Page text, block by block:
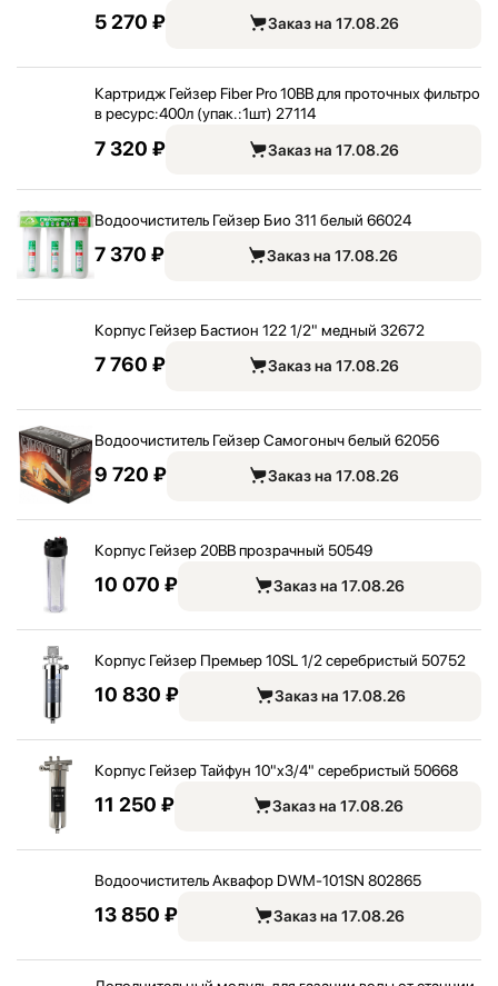
5 270 ₽ Заказ на 17.08.26
Картридж Гейзер Fiber Pro 10BB для проточных фильтро
в ресурс:400л (упак.:1шт) 27114
7 320 ₽ Заказ на 17.08.26
Водоочиститель Гейзер Био 311 белый 66024
7 370 ₽ Заказ на 17.08.26
Корпус Гейзер Бастион 122 1/2" медный 32672
7 760 ₽ Заказ на 17.08.26
Водоочиститель Гейзер Самогоныч белый 62056
9 720 ₽ Заказ на 17.08.26
Корпус Гейзер 20BB прозрачный 50549
10 070 ₽ Заказ на 17.08.26
Корпус Гейзер Премьер 10SL 1/2 серебристый 50752
10 830 ₽ Заказ на 17.08.26
Корпус Гейзер Тайфун 10"x3/4" серебристый 50668
11 250 ₽ Заказ на 17.08.26
Водоочиститель Аквафор DWM-101SN 802865
13 850 ₽ Заказ на 17.08.26